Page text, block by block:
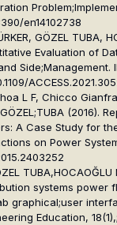
en14102738
GÖZEL TUBA,
Evaluation of
Side;Management.
L F, Chicco
(2016).
A Case Study for
on Power
TUBA,HOCAOĞLU
systems power
graphical;user
Education,